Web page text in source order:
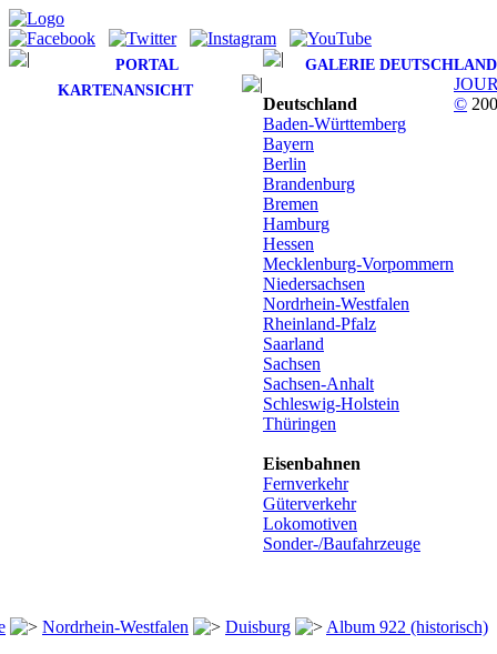
PORTAL
GALERIE DEUTSCHLAND
KARTENANSICHT
Deutschland
Baden-Württemberg
Bayern
Berlin
Brandenburg
Bremen
Hamburg
Hessen
Mecklenburg-Vorpommern
Niedersachsen
Nordrhein-Westfalen
Rheinland-Pfalz
Saarland
Sachsen
Sachsen-Anhalt
Schleswig-Holstein
Thüringen
Eisenbahnen
Fernverkehr
Güterverkehr
Lokomotiven
Sonder-/Baufahrzeuge
Nordrhein-Westfalen Duisburg Album 922 (historisch)
©